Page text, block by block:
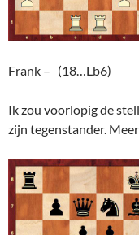
Frank – (18…Lb6)
Ik zou voorlopig de
zijn tegenstander.